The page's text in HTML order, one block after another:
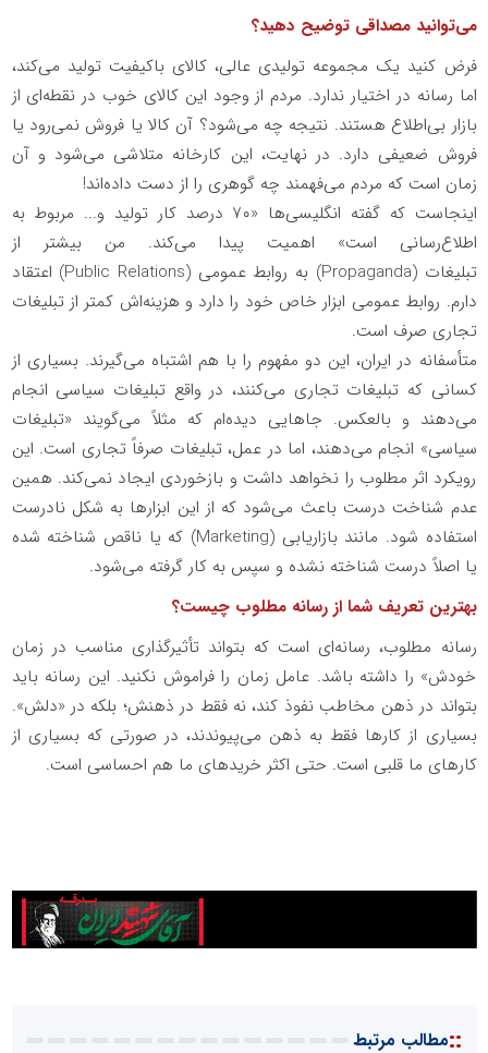
می‌توانید مصداقی توضیح دهید؟
فرض کنید یک مجموعه تولیدی عالی، کالای باکیفیت تولید می‌کند،
اما رسانه در اختیار ندارد. مردم از وجود این کالای خوب در نقطه‌ای از
بازار بی‌اطلاع هستند. نتیجه چه می‌شود؟ آن کالا یا فروش نمی‌رود یا
فروش ضعیفی دارد. در نهایت، این کارخانه متلاشی می‌شود و آن
زمان است که مردم می‌فهمند چه گوهری را از دست داده‌اند!
اینجاست که گفته انگلیسی‌ها «۷۰ درصد کار تولید و... مربوط به
اطلاع‌رسانی است» اهمیت پیدا می‌کند. من بیشتر از
تبلیغات (Propaganda) به روابط عمومی (Public Relations) اعتقاد
دارم. روابط عمومی ابزار خاص خود را دارد و هزینه‌اش کمتر از تبلیغات
تجاری صرف است.
متأسفانه در ایران، این دو مفهوم را با هم اشتباه می‌گیرند. بسیاری از
کسانی که تبلیغات تجاری می‌کنند، در واقع تبلیغات سیاسی انجام
می‌دهند و بالعکس. جاهایی دیده‌ام که مثلاً می‌گویند «تبلیغات
سیاسی» انجام می‌دهند، اما در عمل، تبلیغات صرفاً تجاری است. این
رویکرد اثر مطلوب را نخواهد داشت و بازخوردی ایجاد نمی‌کند. همین
عدم شناخت درست باعث می‌شود که از این ابزارها به شکل نادرست
استفاده شود. مانند بازاریابی (Marketing) که یا ناقص شناخته شده
یا اصلاً درست شناخته نشده و سپس به کار گرفته می‌شود.
بهترین تعریف شما از رسانه مطلوب چیست؟
رسانه مطلوب، رسانه‌ای است که بتواند تأثیرگذاری مناسب در زمان
خودش» را داشته باشد. عامل زمان را فراموش نکنید. این رسانه باید
بتواند در ذهن مخاطب نفوذ کند، نه فقط در ذهنش؛ بلکه در «دلش».
بسیاری از کارها فقط به ذهن می‌پیوندند، در صورتی که بسیاری از
کارهای ما قلبی است. حتی اکثر خریدهای ما هم احساسی است.
::مطالب مرتبط